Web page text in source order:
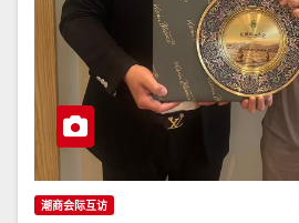
潮商会际互访